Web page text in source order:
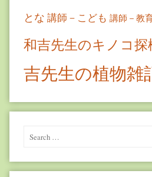
とな 講師－こども 講師－教
和吉先生のキノコ探
吉先生の植物雑
Search